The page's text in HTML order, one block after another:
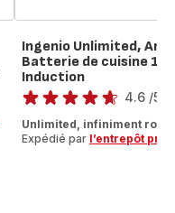
Ingenio Unlimited,
Batterie de cuisine 13
Induction
Note
4.6 /5
Unlimited, infiniment
Expédié par l’entrepôt